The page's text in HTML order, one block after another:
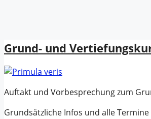
Grund- und
Auftakt und Vorbesprechung zum
Grundsätzliche Infos und alle